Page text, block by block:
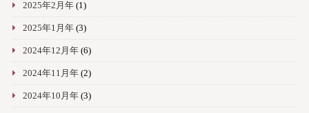
2025年2月年(1)
2025年1月年(3)
2024年12月年(6)
2024年11月年(2)
2024年10月年(3)